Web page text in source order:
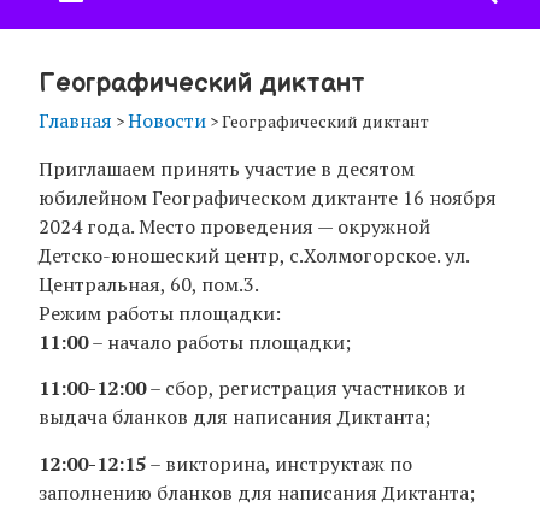
Географический диктант
Главная >Новости >Географический диктант
Приглашаем принять участие в десятом
юбилейном Географическом диктанте 16 ноября
2024 года. Место проведения — окружной
Детско-юношеский центр, с.Холмогорское. ул.
Центральная, 60, пом.3.
Режим работы площадки:
11:00– начало работы площадки;
11:00-12:00– сбор, регистрация участников и
выдача бланков для написания Диктанта;
12:00-12:15– викторина, инструктаж по
заполнению бланков для написания Диктанта;